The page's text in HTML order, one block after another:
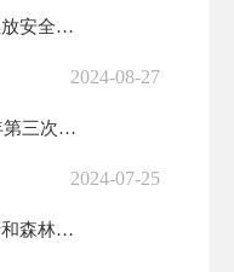
定西市安定区城区烟花爆竹燃放安全管理办法
2024-08-27
区应急委（区安委会）2024年第三次全体（扩大）会议召开
2024-07-25
程兆祥督导检查节前安全生产和森林草原防火工作